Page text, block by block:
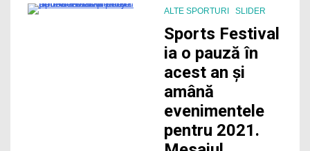
ALTE SPORTURI SLIDER
Sports Festival
ia o pauză în
acest an și
amână
evenimentele
pentru 2021.